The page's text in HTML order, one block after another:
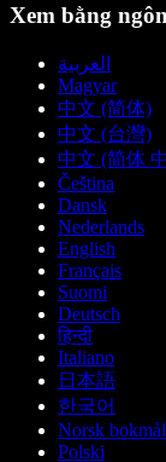
Xem bằng
العربية
Magyar
中文 (简体)
中文 (台灣)
中文 (简体
Čeština
Dansk
Nederlands
English
Français
Suomi
Deutsch
हिन्दी
Italiano
日本語
한국어
Norsk bokmål
Polski